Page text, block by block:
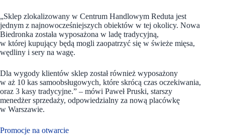
„Sklep zlokalizowany w Centrum Handlowym Reduta jest
jednym z najnowocześniejszych obiektów w tej okolicy. Nowa
Biedronka została wyposażona w ladę tradycyjną,
w której kupujący będą mogli zaopatrzyć się w świeże mięsa,
wędliny i sery na wagę.
Dla wygody klientów sklep został również wyposażony
w aż 10 kas samoobsługowych, które skrócą czas oczekiwania,
oraz 3 kasy tradycyjne.” – mówi Paweł Pruski, starszy
menedżer sprzedaży, odpowiedzialny za nową placówkę
w Warszawie.
Promocje na otwarcie